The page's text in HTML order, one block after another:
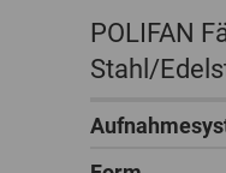
POLIFAN
Stahl/